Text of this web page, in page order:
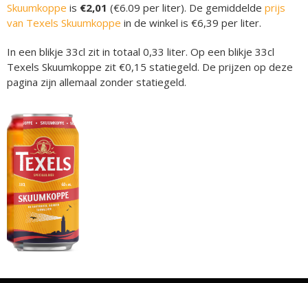
Skuumkoppe is €2,01 (€6.09 per liter). De gemiddelde prijs
van Texels Skuumkoppe in de winkel is €6,39 per liter.
In een blikje 33cl zit in totaal 0,33 liter. Op een blikje 33cl
Texels Skuumkoppe zit €0,15 statiegeld. De prijzen op deze
pagina zijn allemaal zonder statiegeld.